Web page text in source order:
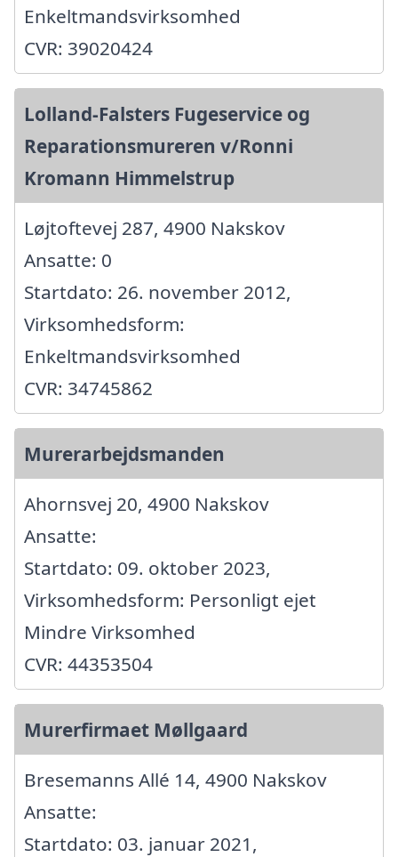
Enkeltmandsvirksomhed
CVR: 39020424
Lolland-Falsters Fugeservice og
Reparationsmureren v/Ronni
Kromann Himmelstrup
Løjtoftevej 287, 4900 Nakskov
Ansatte: 0
Startdato: 26. november 2012,
Virksomhedsform:
Enkeltmandsvirksomhed
CVR: 34745862
Murerarbejdsmanden
Ahornsvej 20, 4900 Nakskov
Ansatte:
Startdato: 09. oktober 2023,
Virksomhedsform: Personligt ejet
Mindre Virksomhed
CVR: 44353504
Murerfirmaet Møllgaard
Bresemanns Allé 14, 4900 Nakskov
Ansatte:
Startdato: 03. januar 2021,